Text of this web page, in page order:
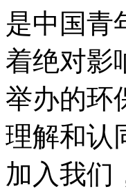
是中国青
着绝对影
举办的环
理解和认
加入我们